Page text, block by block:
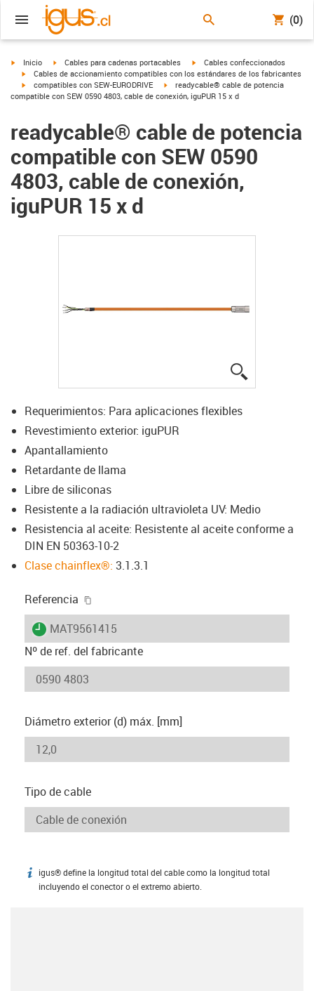
(0)
igus-icon-arrow-right
Inicio igus-icon-arrow-right
Cables para cadenas portacables igus-icon-arrow-right
Cables confeccionados
igus-icon-arrow-right
Cables de accionamiento compatibles con los estándares de los fabricantes
igus-icon-arrow-right
compatibles con SEW-EURODRIVE igus-icon-arrow-right
readycable® cable de potencia
compatible con SEW 0590 4803, cable de conexión, iguPUR 15 x d
readycable® cable de potencia
compatible con SEW 0590
4803, cable de conexión,
iguPUR 15 x d
Requerimientos: Para aplicaciones flexibles
Revestimiento exterior: iguPUR
Apantallamiento
Retardante de llama
Libre de siliconas
Resistente a la radiación ultravioleta UV: Medio
Resistencia al aceite: Resistente al aceite conforme a
DIN EN 50363-10-2
Clase chainflex®: 3.1.3.1
Referencia
igus-icon-lieferzeit
MAT9561415
Nº de ref. del fabricante
Diámetro exterior (d) máx. [mm]
Tipo de cable
igus-icon-info
igus® define la longitud total del cable como la longitud total
incluyendo el conector o el extremo abierto.